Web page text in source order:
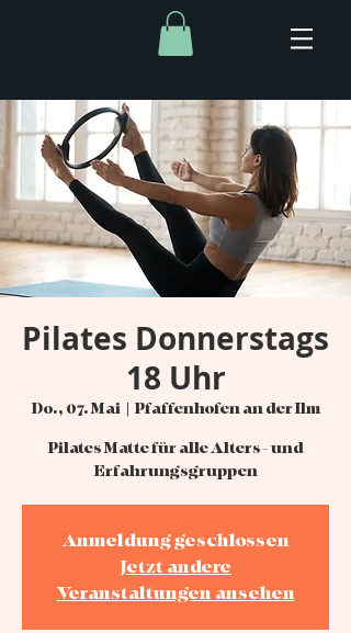
Pilates Donnerstags
18 Uhr
Do., 07. Mai
  |
Pfaffenhofen an der Ilm
Pilates Matte für alle Alters- und
Erfahrungsgruppen
Anmeldung geschlossen
Jetzt andere
Veranstaltungen ansehen